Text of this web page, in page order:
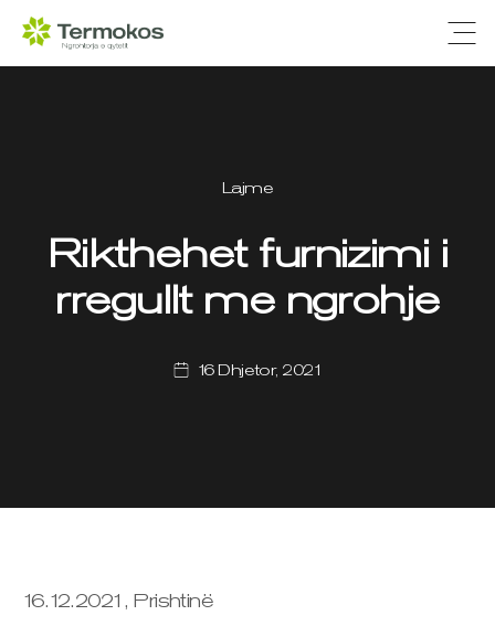
Lajme
Rikthehet furnizimi i
rregullt me ngrohje
16 Dhjetor, 2021
16.12.2021, Prishtinë